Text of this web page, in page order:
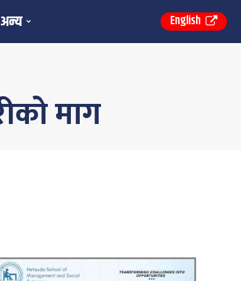
अन्य English
माग